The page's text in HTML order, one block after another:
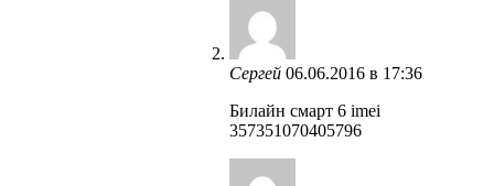
Сергей 06.06.2016 в 17:36
Билайн смарт 6 imei
357351070405796